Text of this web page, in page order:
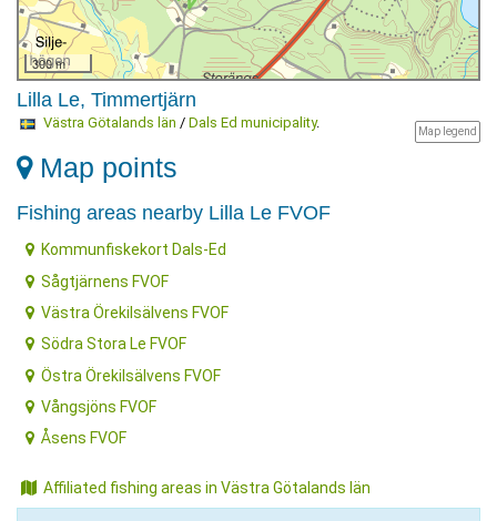
300 m
Lilla Le, Timmertjärn
Map legend
Västra Götalands län / Dals Ed municipality.
Map points
Fishing areas nearby Lilla Le FVOF
Kommunfiskekort Dals-Ed
Sågtjärnens FVOF
Västra Örekilsälvens FVOF
Södra Stora Le FVOF
Östra Örekilsälvens FVOF
Vångsjöns FVOF
Åsens FVOF
Affiliated fishing areas in Västra Götalands län